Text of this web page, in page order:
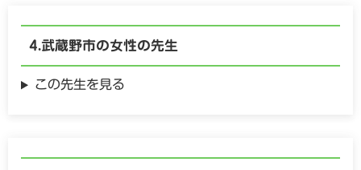
武蔵野市の女性の先生
この先生を見る